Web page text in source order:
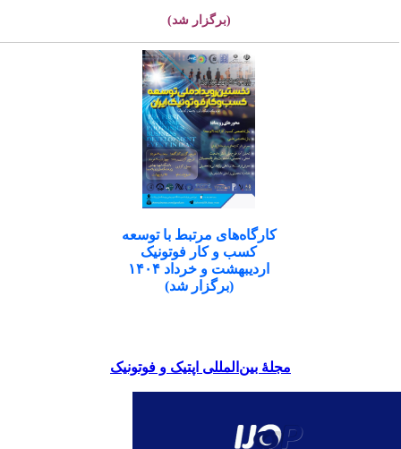
(برگزار شد)
کارگاه‌های مرتبط با توسعه
کسب و کار فوتونیک
اردیبهشت و خرداد ۱۴۰۴
(برگزار شد)
مجلۀ بین‌المللی اپتیک و فوتونیک